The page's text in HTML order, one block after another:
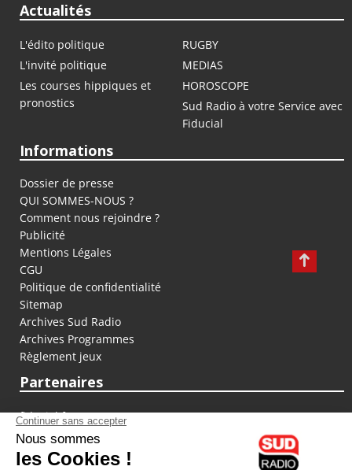
Actualités
L'édito politique
RUGBY
L'invité politique
MEDIAS
Les courses hippiques et
pronostics
HOROSCOPE
Sud Radio à votre Service avec
Fiducial
Informations
Dossier de presse
QUI SOMMES-NOUS ?
Comment nous rejoindre ?
Publicité
Mentions Légales
CGU
Politique de confidentialité
Sitemap
Archives Sud Radio
Archives Programmes
Règlement jeux
Partenaires
fiducial.fr
lyoncapitale.fr
olympique-et-lyonnais.com